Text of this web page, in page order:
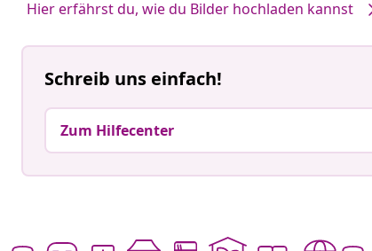
Hier erfährst du, wie du Bilder hochladen kannst
Schreib uns einfach!
Zum Hilfecenter